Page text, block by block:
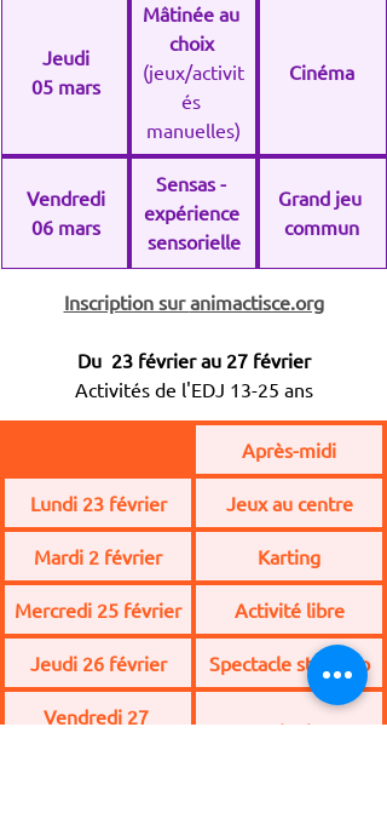
Jeudi
05 mars
Mâtinée au
choix
(jeux/activit
és
manuelles)
Cinéma
Vendredi
06 mars
Sensas -
expérience
sensorielle
Grand jeu
commun
Inscription sur animactisce.org
Du  23 février au 27 février
Activités de l'EDJ 13-25 ans
Après-midi
Lundi 23 février Jeux au centre
Mardi 2 février Karting
Mercredi 25 février Activité libre
Jeudi 26 février Spectacle stand up
Vendredi 27
Patinoire